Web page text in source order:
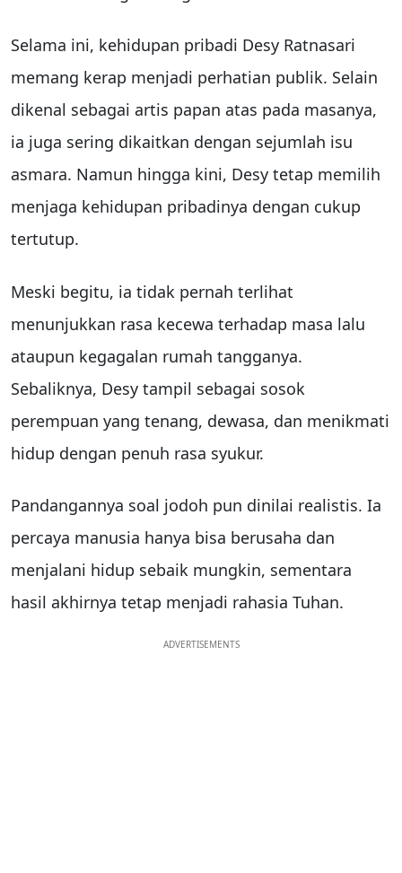
Selama ini, kehidupan pribadi Desy Ratnasari
memang kerap menjadi perhatian publik. Selain
dikenal sebagai artis papan atas pada masanya,
ia juga sering dikaitkan dengan sejumlah isu
asmara. Namun hingga kini, Desy tetap memilih
menjaga kehidupan pribadinya dengan cukup
tertutup.
Meski begitu, ia tidak pernah terlihat
menunjukkan rasa kecewa terhadap masa lalu
ataupun kegagalan rumah tangganya.
Sebaliknya, Desy tampil sebagai sosok
perempuan yang tenang, dewasa, dan menikmati
hidup dengan penuh rasa syukur.
Pandangannya soal jodoh pun dinilai realistis. Ia
percaya manusia hanya bisa berusaha dan
menjalani hidup sebaik mungkin, sementara
hasil akhirnya tetap menjadi rahasia Tuhan.
ADVERTISEMENTS